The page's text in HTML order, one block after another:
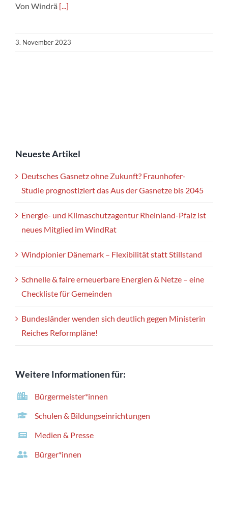
Von Windrä [...]
3. November 2023
Neueste Artikel
Deutsches Gasnetz ohne Zukunft? Fraunhofer-
Studie prognostiziert das Aus der Gasnetze bis 2045
Energie- und Klimaschutzagentur Rheinland-Pfalz ist
neues Mitglied im WindRat
Windpionier Dänemark – Flexibilität statt Stillstand
Schnelle & faire erneuerbare Energien & Netze – eine
Checkliste für Gemeinden
Bundesländer wenden sich deutlich gegen Ministerin
Reiches Reformpläne!
Weitere Informationen für:
Bürgermeister*innen
Schulen & Bildungseinrichtungen
Medien & Presse
Bürger*innen